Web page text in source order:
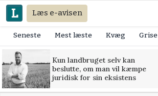
Læs e-avisen
Seneste Mest læste Kvæg Grise
Kun landbruget selv kan
beslutte, om man vil kæmpe
juridisk for sin eksistens